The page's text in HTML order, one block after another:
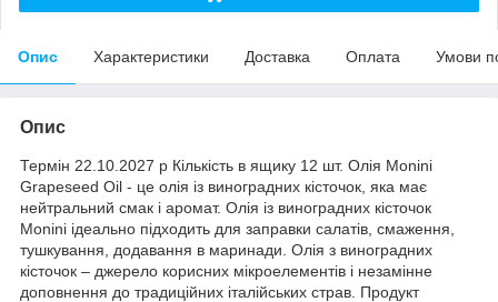
Опис Характеристики Доставка Оплата Умови
Опис
Термін 22.10.2027 р Кількість в ящику 12 шт. Олія Monini
Grapeseed Oil - це олія із виноградних кісточок, яка має
нейтральний смак і аромат. Олія із виноградних кісточок
Monini ідеально підходить для заправки салатів, смаження,
тушкування, додавання в маринади. Олія з виноградних
кісточок – джерело корисних мікроелементів і незамінне
доповнення до традиційних італійських страв. Продукт